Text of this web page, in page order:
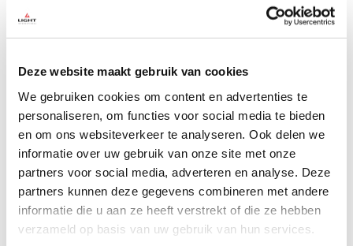
Deze website maakt gebruik van cookies
We gebruiken cookies om content en advertenties te
personaliseren, om functies voor social media te bieden
en om ons websiteverkeer te analyseren. Ook delen we
informatie over uw gebruik van onze site met onze
partners voor social media, adverteren en analyse. Deze
partners kunnen deze gegevens combineren met andere
informatie die u aan ze heeft verstrekt of die ze hebben
verzameld op basis van uw gebruik van hun services.